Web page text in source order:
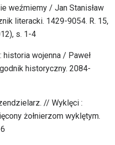
weźmiemy / Jan Stanisław
literacki. 1429-9054. R. 15,
s. 1-4
historia wojenna / Paweł
historyczny. 2084-
// Wyklęci :
żołnierzom wyklętym.